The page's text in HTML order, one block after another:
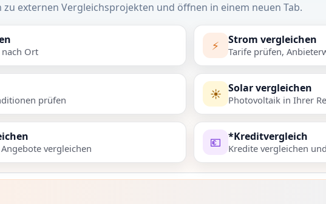
externen Vergleichsprojekten und öffnen in einem neuen Tab.
nach Ort ⚡ Strom vergleichen
Tarife prüfen,
prüfen ☀️ Solar vergleichen
Photovoltaik in Ihrer
vergleichen 💶 *Kreditvergleich
Kredite vergleichen